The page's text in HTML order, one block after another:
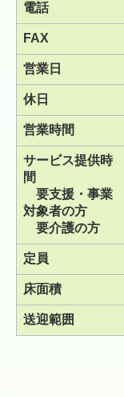
電話
FAX
営業日
休日
営業時間
サービス提供時
間
要支援・事業
対象者の方
要介護の方
定員
床面積
送迎範囲